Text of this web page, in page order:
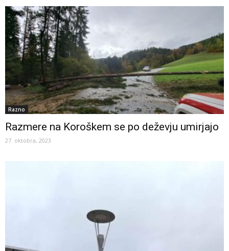
Razno
Razmere na Koroškem se po deževju umirjajo
27. oktobra, 2023